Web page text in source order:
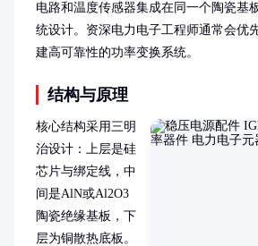
电路和温度传感器集成在同一个陶瓷基
统设计。资深电力电子工程师通常会优
建高可靠性的功率变换系统。
结构与原理
核心结构采用三明
治设计：上层是硅
芯片与绑定线，中
间是AlN或Al2O3
陶瓷绝缘基板，下
层为铜散热底板。